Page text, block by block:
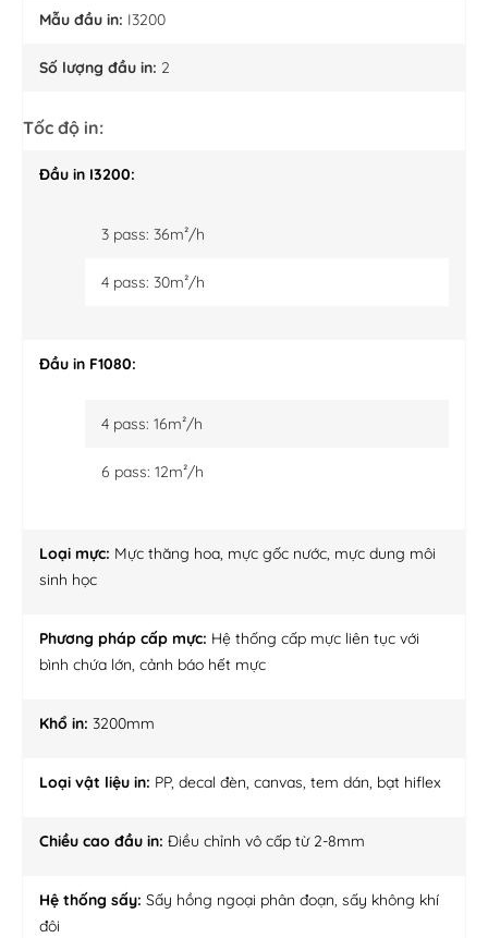
Mẫu đầu in: I3200
Số lượng đầu in: 2
Tốc độ in:
Đầu in I3200:
3 pass: 36m²/h
4 pass: 30m²/h
Đầu in F1080:
4 pass: 16m²/h
6 pass: 12m²/h
Loại mực: Mực thăng hoa, mực gốc nước, mực dung môi
sinh học
Phương pháp cấp mực: Hệ thống cấp mực liên tục với
bình chứa lớn, cảnh báo hết mực
Khổ in: 3200mm
Loại vật liệu in: PP, decal đèn, canvas, tem dán, bạt hiflex
Chiều cao đầu in: Điều chỉnh vô cấp từ 2-8mm
Hệ thống sấy: Sấy hồng ngoại phân đoạn, sấy không khí
đôi